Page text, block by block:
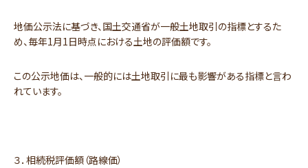
地価公示法に基づき、国土交通省が一般土地取引の指標とするた
め、毎年1月1日時点における土地の評価額です。
この公示地価は、一般的には土地取引に最も影響がある指標と言わ
れています。
３．相続税評価額（路線価）